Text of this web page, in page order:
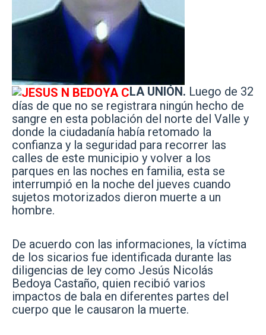
LA UNIÓN. Luego de 32
días de que no se registrara ningún hecho de
sangre en esta población del norte del Valle y
donde la ciudadanía había retomado la
confianza y la seguridad para recorrer las
calles de este municipio y volver a los
parques en las noches en familia, esta se
interrumpió en la noche del jueves cuando
sujetos motorizados dieron muerte a un
hombre.
De acuerdo con las informaciones, la víctima
de los sicarios fue identificada durante las
diligencias de ley como Jesús Nicolás
Bedoya Castaño, quien recibió varios
impactos de bala en diferentes partes del
cuerpo que le causaron la muerte.